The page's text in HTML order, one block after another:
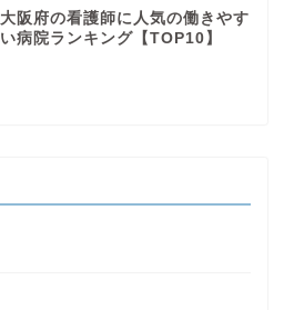
大阪府の看護師に人気の働きやす
い病院ランキング【TOP10】